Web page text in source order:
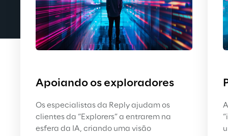
Apoiando os exploradores
Os especialistas da Reply ajudam os
clientes da “Explorers” a entrarem na
esfera da IA, criando uma visão